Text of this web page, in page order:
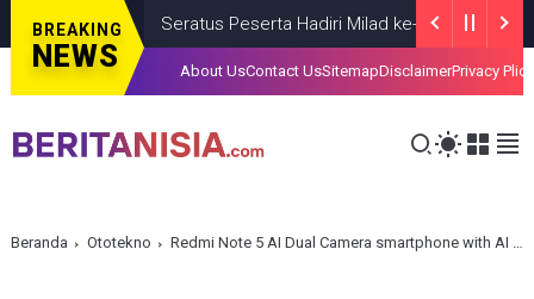
BREAKING
NEWS
Seratus Peserta Hadiri Milad ke-VI HIMMAH DIY
About UsContact UsSitemapDisclaimerPrivacy Plice
Beranda Ototekno Redmi Note 5 AI Dual Camera smartphone with AI camera features